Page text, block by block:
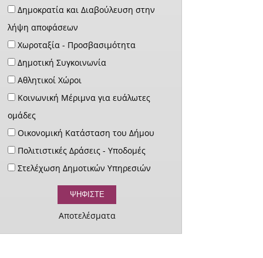
Δημοκρατία και Διαβούλευση στην
λήψη αποφάσεων
Χωροταξία - Προσβασιμότητα
Δημοτική Συγκοινωνία
Αθλητικοί Χώροι
Κοινωνική Μέριμνα για ευάλωτες
ομάδες
Οικονομική Κατάσταση του Δήμου
Πολιτιστικές Δράσεις - Υποδομές
Στελέχωση Δημοτικών Υπηρεσιών
Αποτελέσματα